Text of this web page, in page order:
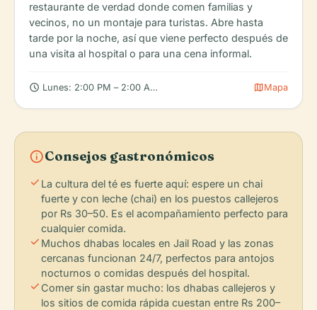
restaurante de verdad donde comen familias y
vecinos, no un montaje para turistas. Abre hasta
tarde por la noche, así que viene perfecto después de
una visita al hospital o para una cena informal.
schedule Lunes: 2:00 PM – 2:00 AM, Martes: 4:00 PM – 2:00 AM,
mapMapa
infoConsejos gastronómicos
check La cultura del té es fuerte aquí: espere un chai
fuerte y con leche (chai) en los puestos callejeros
por Rs 30–50. Es el acompañamiento perfecto para
cualquier comida.
check Muchos dhabas locales en Jail Road y las zonas
cercanas funcionan 24/7, perfectos para antojos
nocturnos o comidas después del hospital.
check Comer sin gastar mucho: los dhabas callejeros y
los sitios de comida rápida cuestan entre Rs 200–